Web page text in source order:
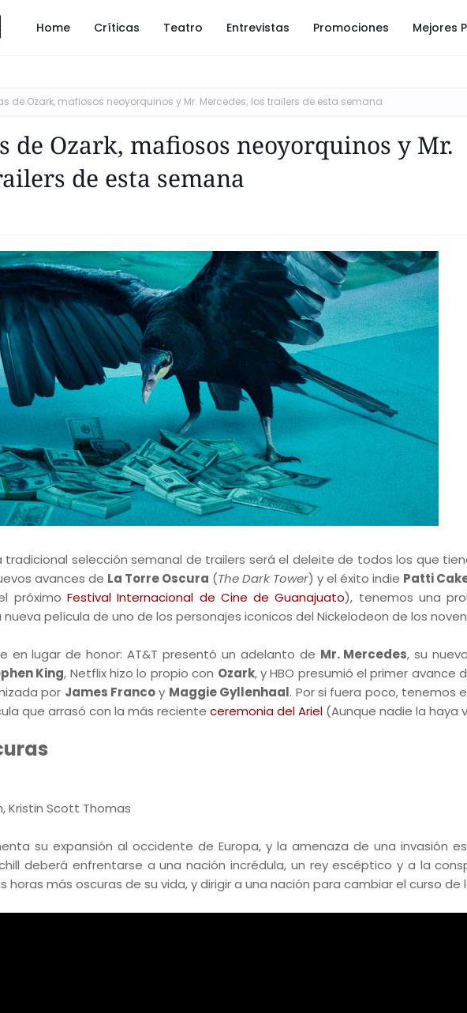
Home Críticas Teatro Entrevistas Promociones Mejores
de Ozark, mafiosos neoyorquinos y Mr. Mercedes; los trailers de esta semana
de Ozark, mafiosos neoyorquinos y Mr.
de esta semana
tradicional selección semanal de trailers será el deleite de todos los que
avances de La Torre Oscura (The Dark Tower) y el éxito indie Patti
próximo Festival Internacional de Cine de Guanajuato), tenemos una
nueva película de uno de los personajes iconicos del Nickelodeon de los
en lugar de honor: AT&T presentó un adelanto de Mr. Mercedes, su
King, Netflix hizo lo propio con Ozark, y HBO presumió el primer avance
por James Francoy Maggie Gyllenhaal. Por si fuera poco, tenemos
que arrasó con la más reciente ceremonia del Ariel (Aunque nadie la haya
Kristin Scott Thomas
su expansión al occidente de Europa, y la amenaza de una invasión
deberá enfrentarse a una nación incrédula, un rey escéptico y a la
más oscuras de su vida, y dirigir a una nación para cambiar el curso de